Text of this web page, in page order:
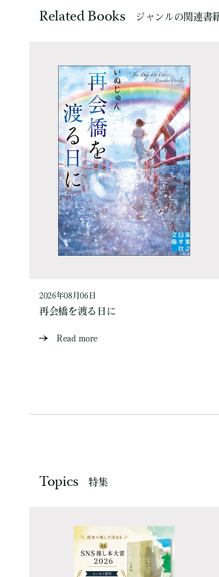
Related Books ジャンルの関連書
2026年08月06日
再会橋を渡る日に
Read more
Topics 特集